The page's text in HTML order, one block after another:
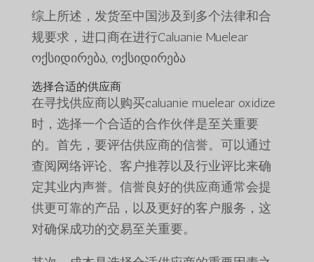
综上所述，发货至中国涉及到多个法律和合
规要求，进口商在进行Caluanie Muelear
ოქსიდირება, ოქსიდირება
选择合适的供应商
在寻找供应商以购买caluanie muelear oxidize
时，选择一个合适的合作伙伴是至关重要
的。首先，要评估供应商的信誉。可以通过
查阅网络评论、客户推荐以及行业评比来确
定其业内声誉。信誉良好的供应商通常会提
供更可靠的产品，以及更好的客户服务，这
对确保成功的交易至关重要。